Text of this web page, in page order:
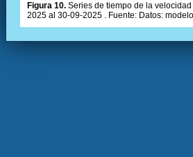
Figura 10. Series de tiempo de la
2025 al 30-09-2025 . Fuente: Datos: